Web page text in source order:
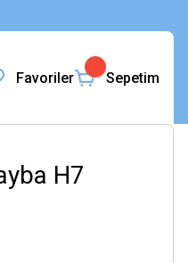
Favoriler Sepetim
H7